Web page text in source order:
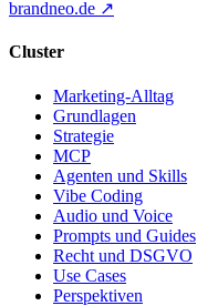
brandneo.de ↗
Cluster
Marketing-Alltag
Grundlagen
Strategie
MCP
Agenten und Skills
Vibe Coding
Audio und Voice
Prompts und Guides
Recht und DSGVO
Use Cases
Perspektiven